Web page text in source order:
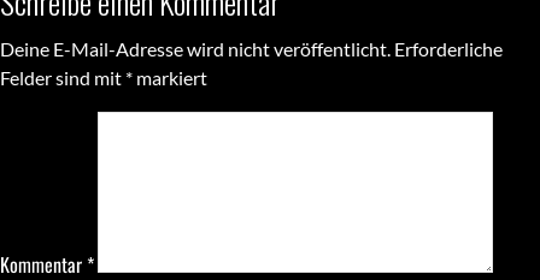
Deine E-Mail-Adresse wird nicht veröffentlicht. Erforderliche
Felder sind mit * markiert
Kommentar*